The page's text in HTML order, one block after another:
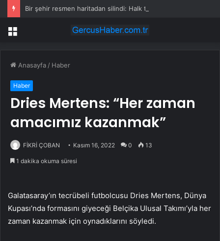
Bir şehir resmen haritadan silindi: Halk tahliye edildi
Menü
Anasayfa / Haber
Haber
Dries Mertens: “Her zaman
amacımız kazanmak”
FİKRİ ÇOBAN Kasım 16, 2022 0 13
1 dakika okuma süresi
Galatasaray’ın tecrübeli futbolcusu Dries Mertens, Dünya
Kupası’nda formasını giyeceği Belçika Ulusal Takımı’yla her
zaman kazanmak için oynadıklarını söyledi.